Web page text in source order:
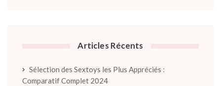
Articles Récents
Sélection des Sextoys les Plus Appréciés :
Comparatif Complet 2024